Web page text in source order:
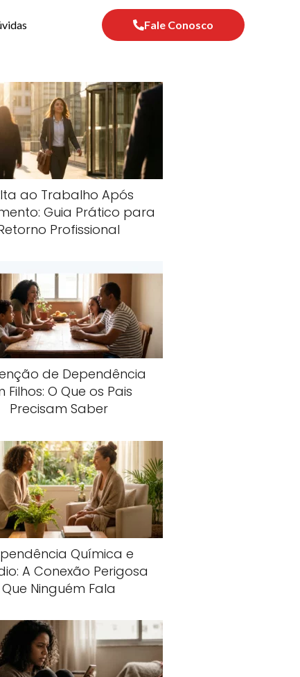
Fale Conosco
ao Trabalho Após
Guia Prático para
Profissional
de Dependência
Filhos: O Que os Pais
Precisam Saber
Química e
A Conexão Perigosa
Que Ninguém Fala